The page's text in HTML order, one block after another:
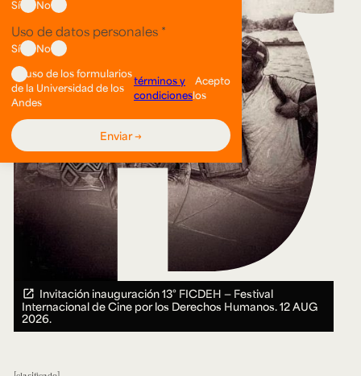
Invitación inauguración 13° FICDEH — Festival
Internacional de Cine por los Derechos Humanos.12 AUG
2026.